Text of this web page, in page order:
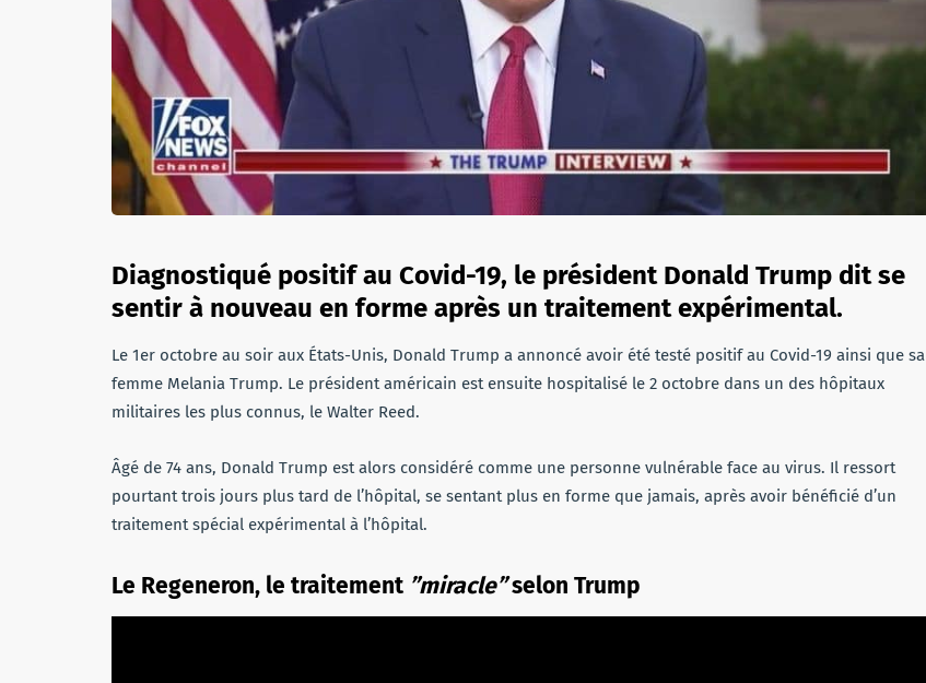
Diagnostiqué positif au Covid-19, le président Donald Trump dit se
sentir à nouveau en forme après un traitement expérimental.
Le 1er octobre au soir aux États-Unis, Donald Trump a annoncé avoir été testé positif au Covid-19 ainsi que sa
femme Melania Trump. Le président américain est ensuite hospitalisé le 2 octobre dans un des hôpitaux
militaires les plus connus, le Walter Reed.
Âgé de 74 ans, Donald Trump est alors considéré comme une personne vulnérable face au virus. Il ressort
pourtant trois jours plus tard de l’hôpital, se sentant plus en forme que jamais, après avoir bénéficié d’un
traitement spécial expérimental à l’hôpital.
Le Regeneron, le traitement ”miracle”selon Trump